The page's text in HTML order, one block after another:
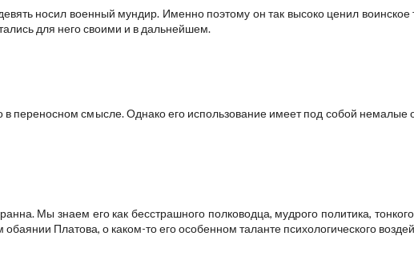
носил военный мундир. Именно поэтому он так высоко ценил
для него своими и в дальнейшем.
в переносном смысле. Однако его использование имеет под собой
Мы знаем его как бесстрашного полководца, мудрого политика,
Платова, о каком-то его особенном таланте психологического